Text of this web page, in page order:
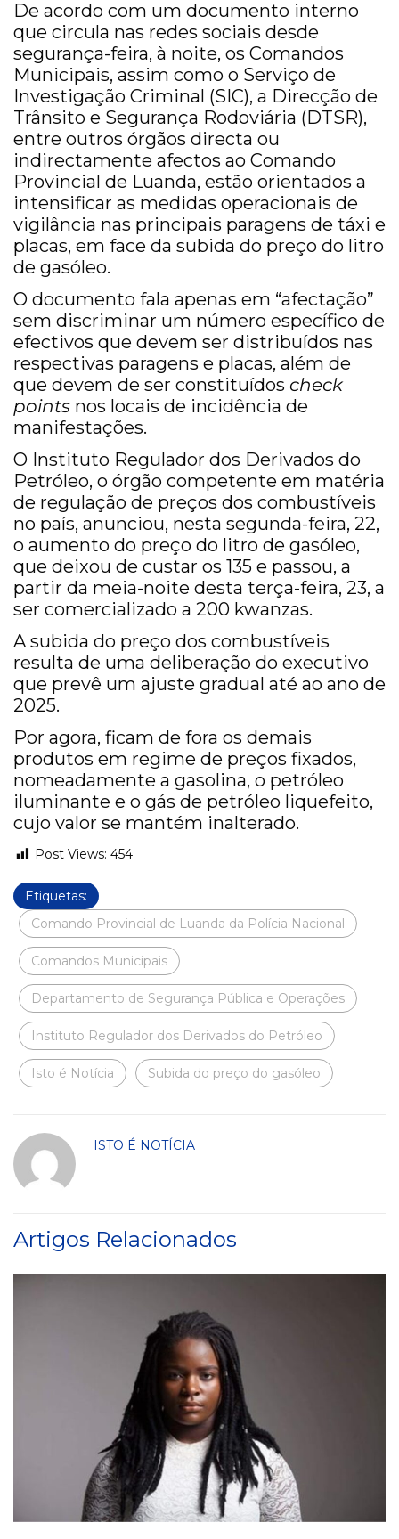
De acordo com um documento interno
que circula nas redes sociais desde
segurança-feira, à noite, os Comandos
Municipais, assim como o Serviço de
Investigação Criminal (SIC), a Direcção de
Trânsito e Segurança Rodoviária (DTSR),
entre outros órgãos directa ou
indirectamente afectos ao Comando
Provincial de Luanda, estão orientados a
intensificar as medidas operacionais de
vigilância nas principais paragens de táxi e
placas, em face da subida do preço do litro
de gasóleo.
O documento fala apenas em “afectação”
sem discriminar um número específico de
efectivos que devem ser distribuídos nas
respectivas paragens e placas, além de
que devem de ser constituídos check
points nos locais de incidência de
manifestações.
O Instituto Regulador dos Derivados do
Petróleo, o órgão competente em matéria
de regulação de preços dos combustíveis
no país, anunciou, nesta segunda-feira, 22,
o aumento do preço do litro de gasóleo,
que deixou de custar os 135 e passou, a
partir da meia-noite desta terça-feira, 23, a
ser comercializado a 200 kwanzas.
A subida do preço dos combustíveis
resulta de uma deliberação do executivo
que prevê um ajuste gradual até ao ano de
2025.
Por agora, ficam de fora os demais
produtos em regime de preços fixados,
nomeadamente a gasolina, o petróleo
iluminante e o gás de petróleo liquefeito,
cujo valor se mantém inalterado.
Post Views: 454
Etiquetas:
Comando Provincial de Luanda da Polícia Nacional
Comandos Municipais
Departamento de Segurança Pública e Operações
Instituto Regulador dos Derivados do Petróleo
Isto é Notícia Subida do preço do gasóleo
ISTO É NOTÍCIA
Artigos Relacionados